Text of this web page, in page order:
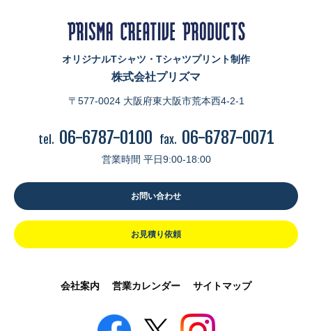
オリジナルTシャツ・Tシャツプリント制作
株式会社プリズマ
〒577-0024 大阪府東大阪市荒本西4-2-1
tel. 06-6787-0100 fax. 06-6787-0071
営業時間 平日9:00-18:00
お問い合わせ
お見積り依頼
会社案内 営業カレンダー サイトマップ